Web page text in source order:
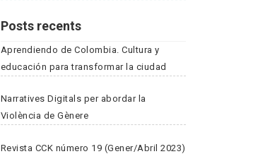
Posts recents
Aprendiendo de Colombia. Cultura y
educación para transformar la ciudad
Narratives Digitals per abordar la
Violència de Gènere
Revista CCK número 19 (Gener/Abril 2023)